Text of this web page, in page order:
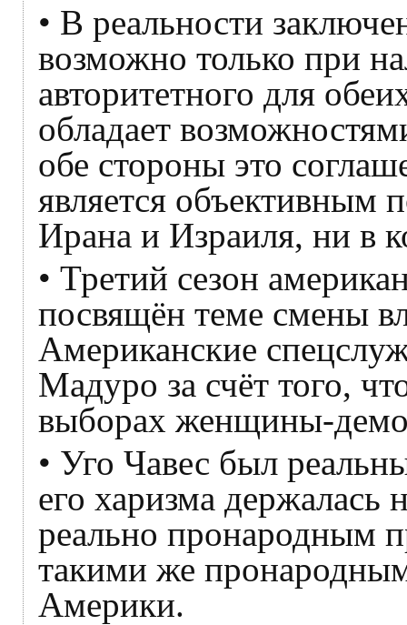
• В реальности
возможно только при
авторитетного для
обладает
обе стороны это
является объективным
Ирана и Израиля, ни в
• Третий сезон
посвящён теме смены
Американские
Мадуро за счёт того,
выборах женщины-
• Уго Чавес был
его харизма держалась
реально пронародным
такими же
Америки.